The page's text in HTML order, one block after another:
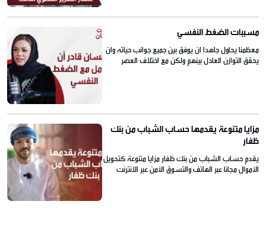
مسببات الضغط النفسي
معظمنا يحاول جاهدا ان يوفق بين جميع جوانب حياته وان
يحقق التوازن العادل بينهم ولكن مع اختلاف العصر
تحدثنا اكثر عن الضغط النفسي…
مزايا متنوعة يقدمها حساب الشباب من بنك
ظفار
يقدم حساب الشباب من بنك ظفار مزايا متنوعة كتحويل
الأموال مجانا عبر الهاتف والتسوق الآمن عبر الانترنت